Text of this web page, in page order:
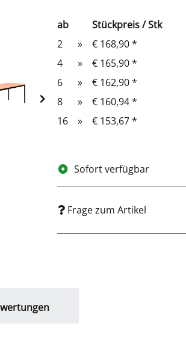
ab
Stückpreis / Stk
2
» € 168,90*
4
» € 165,90*
6
» € 162,90*
8
» € 160,94*
16
» € 153,67*
Sofort verfügbar
Frage zum Artikel